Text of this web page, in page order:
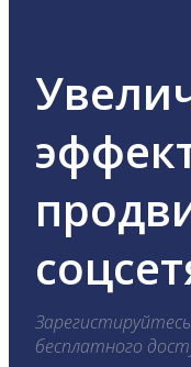
бесплатного